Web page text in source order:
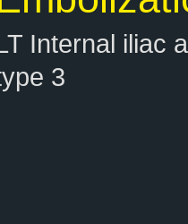
Internal iliac
3